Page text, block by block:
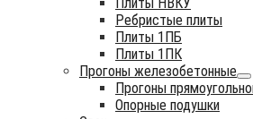
Ребристые плиты
Плиты 1ПБ
Плиты 1ПК
Прогоны железобетонные
Прогоны
Опорные подушки